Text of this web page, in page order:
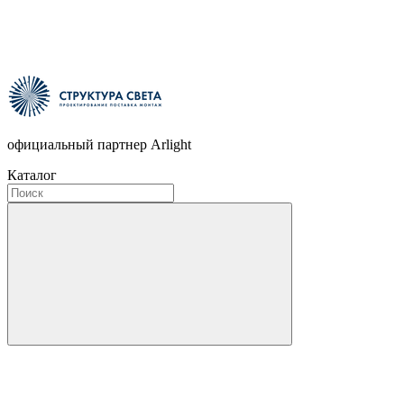
официальный партнер Arlight
Каталог